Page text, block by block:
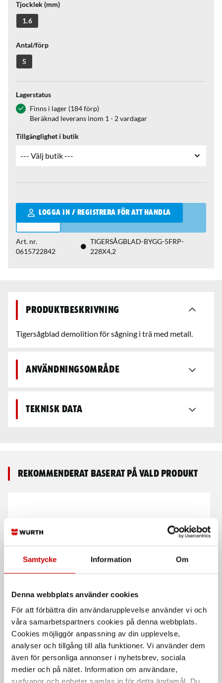
Samtycke Information Om
Denna webbplats använder cookies
För att förbättra din användarupplevelse använder vi och
våra samarbetspartners cookies på denna webbplats.
Cookies möjliggör anpassning av din upplevelse,
analyser och tillgång till alla funktioner. Vi använder dem
även för personliga annonser i nyhetsbrev, sociala
medier och på nätet. Information om användare,
Tjocklek (mm)
1.6
Antal/förp
5
Lagerstatus
Finns i lager (184 förp)
Beräknad leverans inom 1 - 2 vardagar
Tillgänglighet i butik
LOGGA IN / REGISTRERA FÖR ATT HANDLA
Qantity
Art. nr.
0615722842
TIGERSÅGBLAD-BYGG-5FRP-
228X4,2
Produktbeskrivning
Tigersågblad demolition för sågning i trä med metall.
Användningsområde
Teknisk data
Rekommenderat baserat på vald produkt
bygg
Progressiv tanddelning Metall